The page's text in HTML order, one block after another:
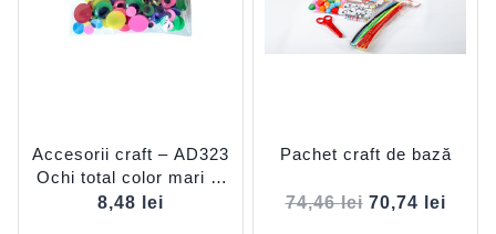
Accesorii craft – AD323
Ochi total color mari și
mici DACO
8,48 lei
Pachet craft de bază
74,46lei 70,74 lei